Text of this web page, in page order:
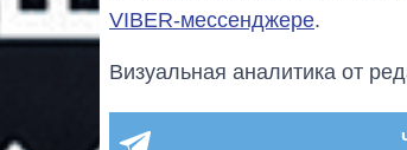
VIBER-мессенджере.
Визуальная аналитика от